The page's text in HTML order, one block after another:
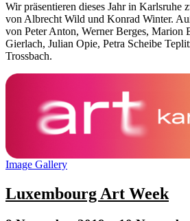
Wir präsentieren dieses Jahr in Karlsruhe
von Albrecht Wild und Konrad Winter.
von Peter Anton, Werner Berges, Marion
Gierlach, Julian Opie, Petra Scheibe
Trossbach.
Image Gallery
Luxembourg Art Week